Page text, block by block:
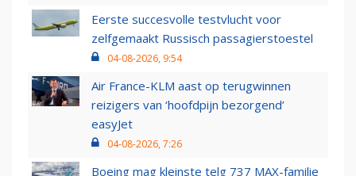
Eerste succesvolle testvlucht voor
zelfgemaakt Russisch passagierstoestel
04-08-2026, 9:54
Air France-KLM aast op terugwinnen
reizigers van ‘hoofdpijn bezorgend’
easyJet
04-08-2026, 7:26
Boeing mag kleinste telg 737 MAX-familie